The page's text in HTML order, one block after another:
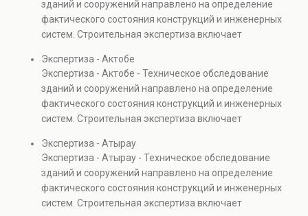
капитальном ремонте и реконструкции объектов, а
также при судебных разбирательствах и технических
проверках.
зданий и сооружений направлено на определение
фактического состояния конструкций и инженерных
систем. Строительная экспертиза включает
элементов и оценку эксплуатационной безопасности.
Услуга востребована при покупке недвижимости,
капитальном ремонте и реконструкции объектов, а
также при судебных разбирательствах и технических
проверках.
Экспертиза - Актобе
Экспертиза - Актобе - Техническое обследование
зданий и сооружений направлено на определение
фактического состояния конструкций и инженерных
систем. Строительная экспертиза включает
элементов и оценку эксплуатационной безопасности.
Услуга востребована при покупке недвижимости,
капитальном ремонте и реконструкции объектов, а
также при судебных разбирательствах и технических
проверках.
Экспертиза - Атырау
Экспертиза - Атырау - Техническое обследование
зданий и сооружений направлено на определение
фактического состояния конструкций и инженерных
систем. Строительная экспертиза включает